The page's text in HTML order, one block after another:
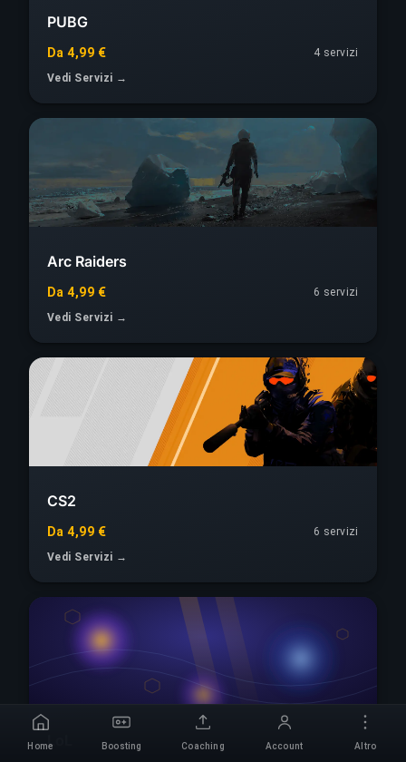
PUBG
Da 4,99 €
4 servizi
Vedi Servizi →
Arc Raiders
Da 4,99 €
6 servizi
Vedi Servizi →
CS2
Da 4,99 €
6 servizi
Vedi Servizi →
LoL
Home Boosting Coaching Account Altro